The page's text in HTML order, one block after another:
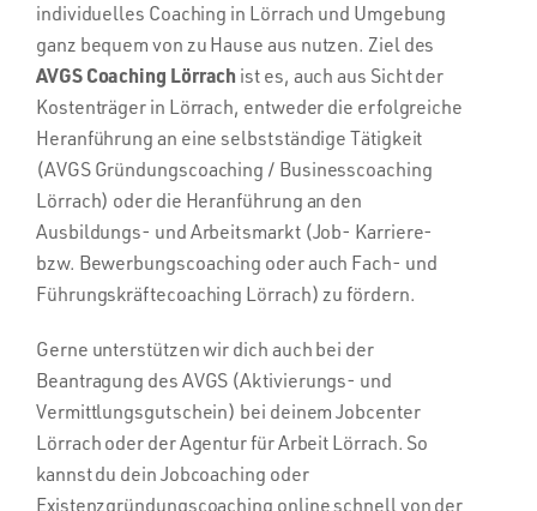
individuelles Coaching in Lörrach und Umgebung
ganz bequem von zu Hause aus nutzen. Ziel des
AVGS Coaching Lörrach ist es, auch aus Sicht der
Kostenträger in Lörrach, entweder die erfolgreiche
Heranführung an eine selbstständige Tätigkeit
(AVGS Gründungscoaching / Businesscoaching
Lörrach) oder die Heranführung an den
Ausbildungs- und Arbeitsmarkt (Job- Karriere-
bzw. Bewerbungscoaching oder auch Fach- und
Führungskräftecoaching Lörrach) zu fördern.
Gerne unterstützen wir dich auch bei der
Beantragung des AVGS (Aktivierungs- und
Vermittlungsgutschein) bei deinem Jobcenter
Lörrach oder der Agentur für Arbeit Lörrach. So
kannst du dein Jobcoaching oder
Existenzgründungscoaching online schnell von der